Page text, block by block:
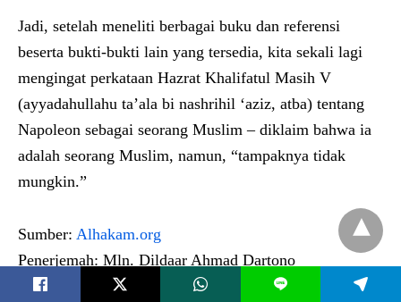
Jadi, setelah meneliti berbagai buku dan referensi
beserta bukti-bukti lain yang tersedia, kita sekali lagi
mengingat perkataan Hazrat Khalifatul Masih V
(ayyadahullahu ta’ala bi nashrihil ‘aziz, atba) tentang
Napoleon sebagai seorang Muslim – diklaim bahwa ia
adalah seorang Muslim, namun, “tampaknya tidak
mungkin.”
Sumber: Alhakam.org
Penerjemah: Mln. Dildaar Ahmad Dartono
L